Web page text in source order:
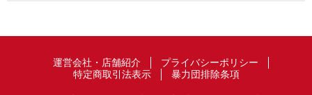
運営会社・店舗紹介
プライバシーポリシー
特定商取引法表示
暴力団排除条項